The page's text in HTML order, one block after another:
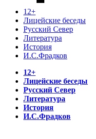
12+
Лицейские беседы
Русский Север
Литература
История
И.С.Фрадков
12+
Лицейские беседы
Русский Север
Литература
История
И.С.Фрадков